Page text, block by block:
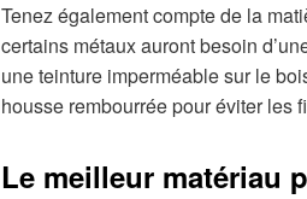
Tenez également compte de la
certains métaux auront besoin
une teinture imperméable sur le
housse rembourrée pour éviter les
Le meilleur matériau